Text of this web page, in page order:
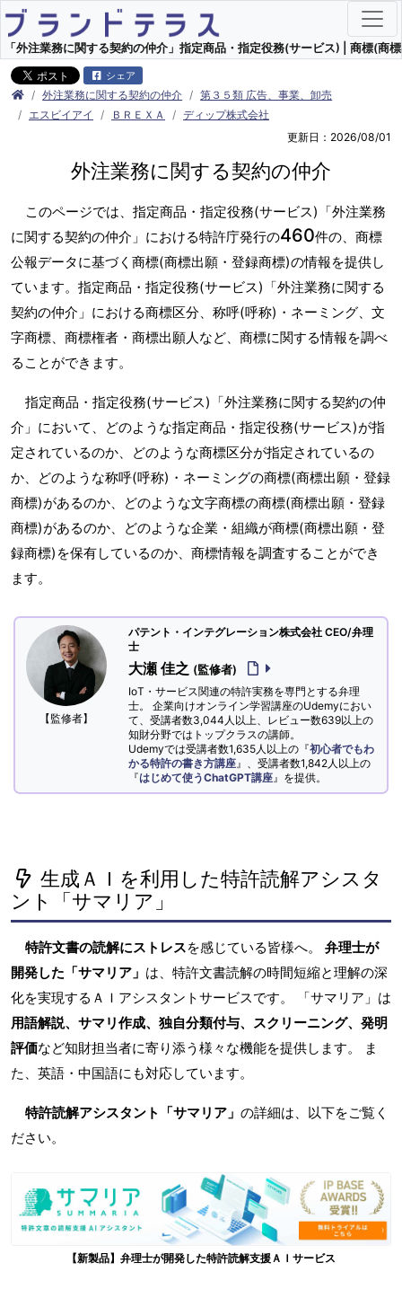
「外注業務に関する契約の仲介」指定商品・指定役務(サービス) | 商標(商
シェア
外注業務に関する契約の仲介
第３５類 広告、事業、卸売
エスビイアイ
ＢＲＥＸＡ
ディップ株式会社
更新日：2026/08/01
外注業務に関する契約の仲介
このページでは、指定商品・指定役務(サービス)「外注業務
に関する契約の仲介」における特許庁発行の460件の、商標
公報データに基づく商標(商標出願・登録商標)の情報を提供し
ています。指定商品・指定役務(サービス)「外注業務に関する
契約の仲介」における商標区分、称呼(呼称)・ネーミング、文
字商標、商標権者・商標出願人など、商標に関する情報を調べ
ることができます。
指定商品・指定役務(サービス)「外注業務に関する契約の仲
介」において、どのような指定商品・指定役務(サービス)が指
定されているのか、どのような商標区分が指定されているの
か、どのような称呼(呼称)・ネーミングの商標(商標出願・登録
商標)があるのか、どのような文字商標の商標(商標出願・登録
商標)があるのか、どのような企業・組織が商標(商標出願・登
録商標)を保有しているのか、商標情報を調査することができ
ます。
【監修者】
パテント・インテグレーション株式会社 CEO/弁理
士
大瀬 佳之 (監修者)
IoT・サービス関連の特許実務を専門とする弁理
士。 企業向けオンライン学習講座のUdemyにおい
て、受講者数3,044人以上、レビュー数639以上の
知財分野ではトップクラスの講師。
Udemyでは受講者数1,635人以上の『初心者でもわ
かる特許の書き方講座 』、受講者数1,842人以上の
『はじめて使うChatGPT講座 』を提供。
生成ＡＩを利用した特許読解アシスタ
ント「サマリア」
特許文書の読解にストレスを感じている皆様へ。 弁理士が
開発した「サマリア」 は、特許文書読解の時間短縮と理解の深
化を実現するＡＩアシスタントサービスです。 「サマリア」は
用語解説、サマリ作成、独自分類付与、スクリーニング、発明
評価など知財担当者に寄り添う様々な機能を提供します。 ま
た、英語・中国語にも対応しています。
特許読解アシスタント「サマリア」 の詳細は、以下をご覧く
ださい。
【新製品】弁理士が開発した特許読解支援ＡＩサービス